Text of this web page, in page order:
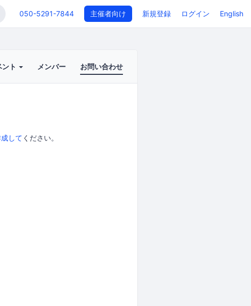
050-5291-7844 主催者向け 新規登録 ログイン English
ント メンバー お問い合わせ
して ください。